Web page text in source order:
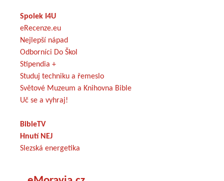
Spolek I4U
eRecenze.eu
Nejlepší nápad
Odborníci Do Škol
Stipendia +
Studuj techniku a řemeslo
Světové Muzeum a Knihovna Bible
Uč se a vyhraj!
BibleTV
Hnutí NEJ
Slezská energetika